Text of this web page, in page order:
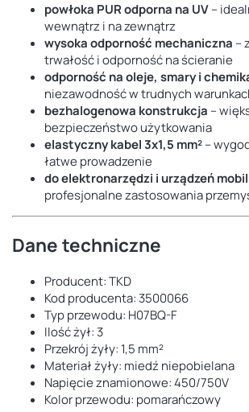
powłoka PUR odporna na UV–
wewnątrz i na zewnątrz
wysoka odporność mechaniczna –
trwałość i odporność na ścieranie
odporność na oleje, smary i
niezawodność w trudnych
bezhalogenowa konstrukcja –
bezpieczeństwo użytkowania
elastyczny kabel 3x1,5 mm²–
łatwe prowadzenie
do elektronarzędzi i urządzeń
profesjonalne zastosowania
Dane techniczne
Producent: TKD
Kod producenta: 3500066
Typ przewodu: H07BQ-F
Ilość żył: 3
Przekrój żyły: 1,5 mm²
Materiał żyły: miedź niepobielana
Napięcie znamionowe: 450/750V
Kolor przewodu: pomarańczowy